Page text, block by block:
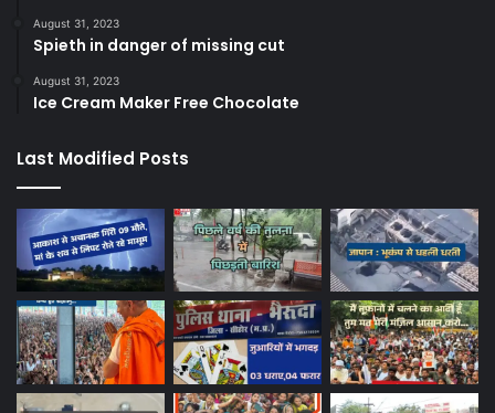
August 31, 2023
Spieth in danger of missing cut
August 31, 2023
Ice Cream Maker Free Chocolate
Last Modified Posts